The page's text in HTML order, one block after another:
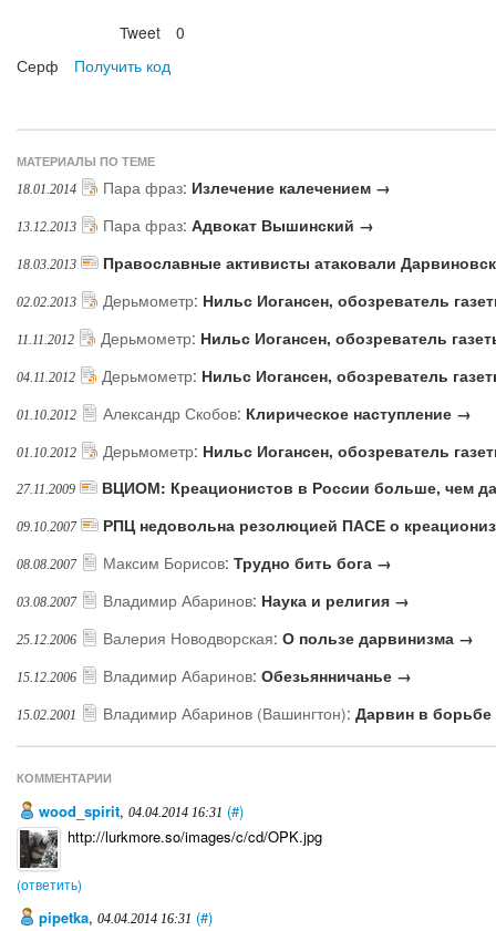
Tweet
0
Серф
Получить код
МАТЕРИАЛЫ ПО ТЕМЕ
18.01.2014 Пара фраз: Излечение калечением →
13.12.2013 Пара фраз: Адвокат Вышинский →
18.03.2013 Православные активисты атаковали
02.02.2013 Дерьмометр: Нильс Иогансен, обозреватель
11.11.2012 Дерьмометр: Нильс Иогансен, обозреватель
04.11.2012 Дерьмометр: Нильс Иогансен, обозреватель
01.10.2012 Александр Скобов: Клирическое наступление →
01.10.2012 Дерьмометр: Нильс Иогансен, обозреватель
27.11.2009 ВЦИОМ: Креационистов в России больше, чем
09.10.2007 РПЦ недовольна резолюцией ПАСЕ о
08.08.2007 Максим Борисов: Трудно бить бога →
03.08.2007 Владимир Абаринов: Наука и религия →
25.12.2006 Валерия Новодворская: О пользе дарвинизма →
15.12.2006 Владимир Абаринов: Обезьянничанье →
15.02.2001 Владимир Абаринов (Вашингтон): Дарвин в
КОММЕНТАРИИ
wood_spirit, 04.04.2014 16:31 (#)
http://lurkmore.so/images/c/cd/OPK.jpg
(ответить)
pipetka, 04.04.2014 16:31 (#)